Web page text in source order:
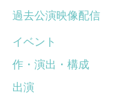
過去公演映像配信
イベント
作・演出・構成
出演